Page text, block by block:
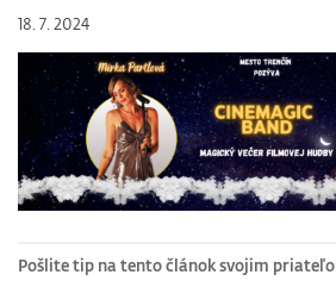
18. 7. 2024
Pošlite tip na tento článok svojim